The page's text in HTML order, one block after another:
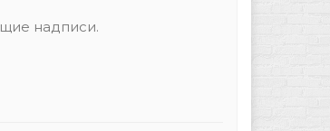
надписи.